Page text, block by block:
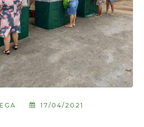
17/04/2021